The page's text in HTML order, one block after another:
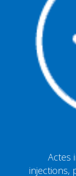
Actes
injections,